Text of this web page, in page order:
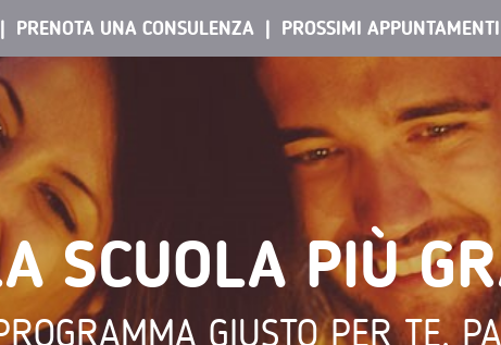
PROSSIMI APPUNTAMENTI
PRENOTA UNA CONSULENZA
SCUOLA PIÙ
GIUSTO PER TE.